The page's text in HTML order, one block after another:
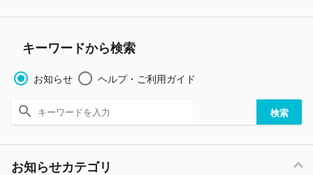
キーワードから検索
お知らせ ヘルプ・ご利用ガイド
お知らせカテゴリ